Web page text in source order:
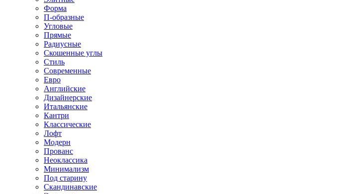
Форма
П-образные
Угловые
Прямые
Радиусные
Скошенные углы
Стиль
Современные
Евро
Английские
Дизайнерские
Итальянские
Кантри
Классические
Лофт
Модерн
Прованс
Неоклассика
Минимализм
Под старину
Скандинавские